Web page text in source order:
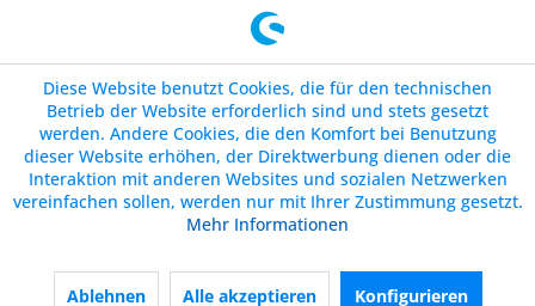
Diese Website benutzt Cookies, die für den technischen
Betrieb der Website erforderlich sind und stets gesetzt
werden. Andere Cookies, die den Komfort bei Benutzung
dieser Website erhöhen, der Direktwerbung dienen oder die
Interaktion mit anderen Websites und sozialen Netzwerken
vereinfachen sollen, werden nur mit Ihrer Zustimmung gesetzt.
Mehr Informationen
Ablehnen Alle akzeptieren Konfigurieren